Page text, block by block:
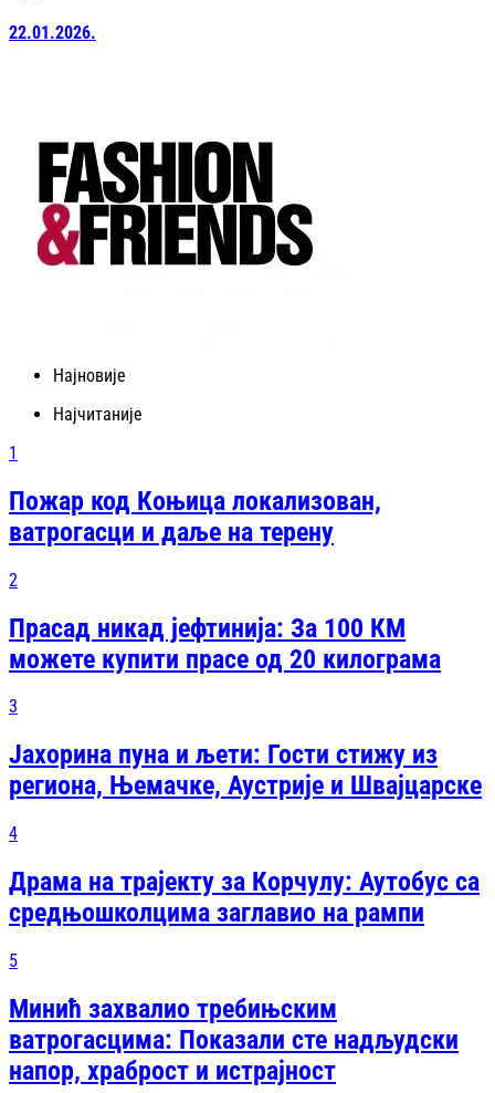
22.01.2026.
Најновије
Најчитаније
1
Пожар код Коњица локализован,
ватрогасци и даље на терену
2
Прасад никад јефтинија: За 100 КМ
можете купити прасе од 20 килограма
3
Јахорина пуна и љети: Гости стижу из
региона, Њемачке, Аустрије и Швајцарске
4
Драма на трајекту за Корчулу: Аутобус са
средњошколцима заглавио на рампи
5
Минић захвалио требињским
ватрогасцима: Показали сте надљудски
напор, храброст и истрајност